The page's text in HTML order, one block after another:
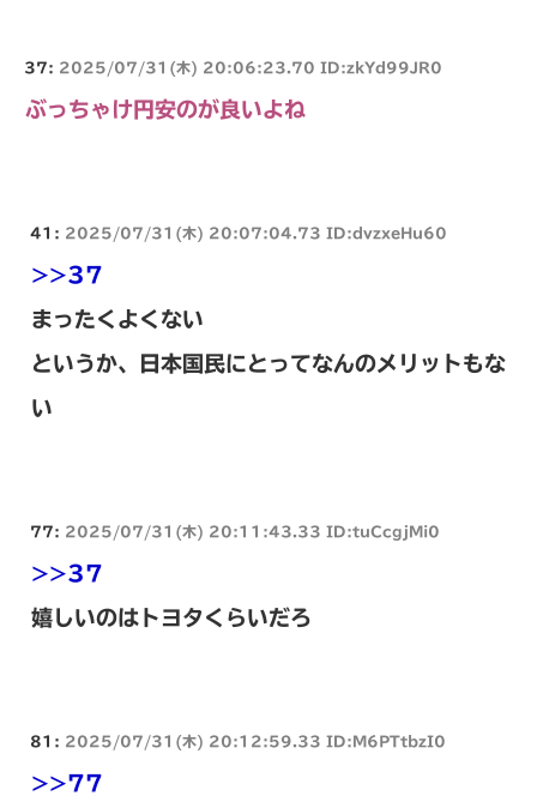
37: 2025/07/31(木) 20:06:23.70 ID:zkYd99JR0
ぶっちゃけ円安のが良いよね
41: 2025/07/31(木) 20:07:04.73 ID:dvzxeHu60
>>37
まったくよくない
というか、日本国民にとってなんのメリットもな
い
77: 2025/07/31(木) 20:11:43.33 ID:tuCcgjMi0
>>37
嬉しいのはトヨタくらいだろ
81: 2025/07/31(木) 20:12:59.33 ID:M6PTtbzI0
>>77